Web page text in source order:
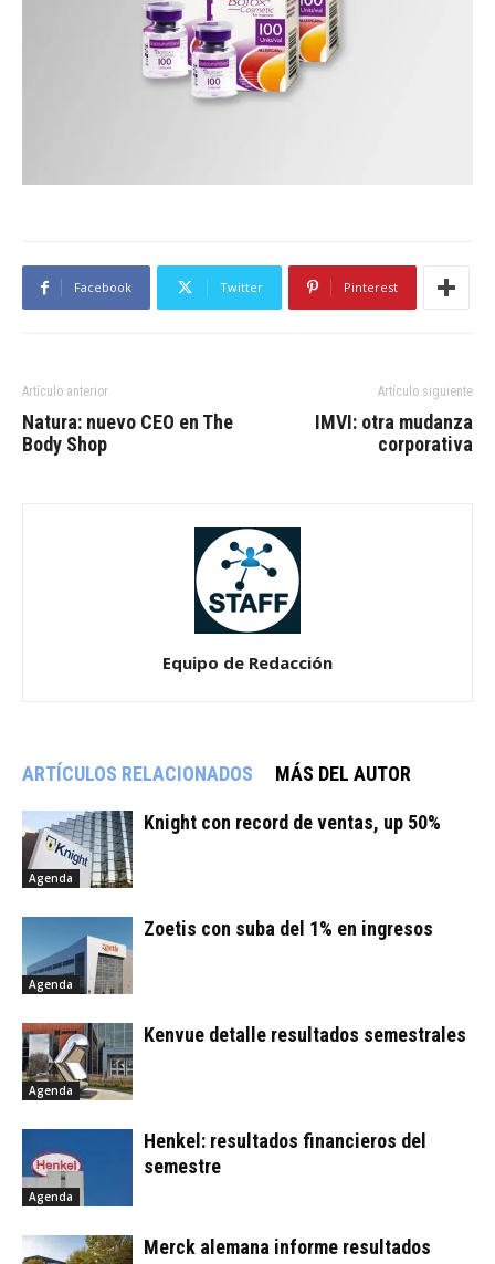
Facebook Twitter Pinterest
Artículo anterior
Natura: nuevo CEO en The
Body Shop
Artículo siguiente
IMVI: otra mudanza
corporativa
Equipo de Redacción
ARTÍCULOS RELACIONADOS MÁS DEL AUTOR
Agenda
Knight con record de ventas, up 50%
Agenda
Zoetis con suba del 1% en ingresos
Agenda
Kenvue detalle resultados semestrales
Agenda
Henkel: resultados financieros del
semestre
Merck alemana informe resultados